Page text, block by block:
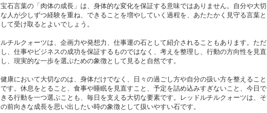
宝石言葉の「肉体の成長」は、身体的な変化を保証する意味ではありません。自分や大切
な人が少しずつ経験を重ね、できることを増やしていく過程を、あたたかく見守る言葉と
して受け取るとよいでしょう。
ルチルクォーツは、企画力や発想力、仕事運の石として紹介されることもあります。ただ
し、仕事やビジネスの成功を保証するものではなく、考えを整理し、行動の方向性を見直
し、現実的な一歩を選ぶための象徴として見ると自然です。
健康において大切なのは、身体だけでなく、日々の過ごし方や自分の扱い方を整えること
です。休息をとること、食事や睡眠を見直すこと、予定を詰め込みすぎないこと、今日で
きる行動を一つ選ぶことも、毎日を支える大切な要素です。レッドルチルクォーツは、そ
の前向きな成長を思い出したい時の象徴として扱いやすい石です。